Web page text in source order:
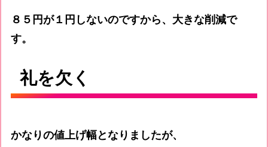
８５円が１円しないのですから、大きな削減で
す。
礼を欠く
かなりの値上げ幅となりましたが、